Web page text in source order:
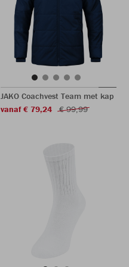
JAKO Coachvest Team met kap
vanaf € 79,24
€ 99,99